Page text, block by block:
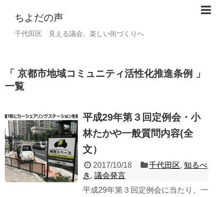
ちよだの声
千代田区 見える議会、楽しい街づくりへ
京都市地域コミュニティ活性化推進条例
一覧
平成29年第３回定例会・小
林たかや一般質問内容(全
文）
2017/10/18 千代田区,知るべ
き , 議会発言
平成29年第３回定例会に当たり、一